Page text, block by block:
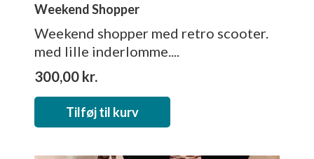
Weekend Shopper
Weekend shopper med retro scooter.
med lille inderlomme....
300,00 kr.
Tilføj til kurv